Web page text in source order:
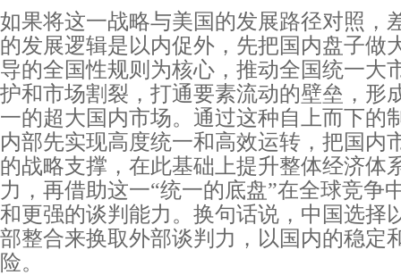
如果将这一战略与美国的发展路径对照，
的发展逻辑是以内促外，先把国内盘子做
导的全国性规则为核心，推动全国统一大
护和市场割裂，打通要素流动的壁垒，形
一的超大国内市场。通过这种自上而下的
内部先实现高度统一和高效运转，把国内
的战略支撑，在此基础上提升整体经济体
力，再借助这一“统一的底盘”在全球竞争
和更强的谈判能力。换句话说，中国选择
部整合来换取外部谈判力，以国内的稳定
险。